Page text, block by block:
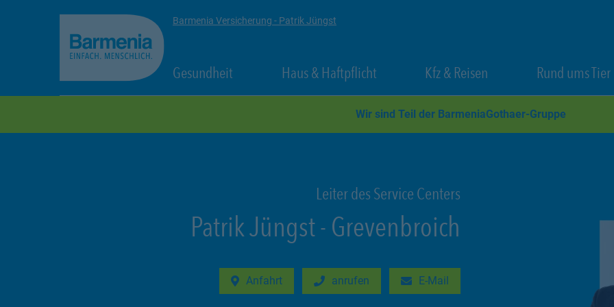
Barmenia Versicherung - Patrik Jüngst
Gesundheit Link Opens in New Tab
Haus & HaftpflichtLink Opens in New Tab
Kfz & Reisen Link Opens in New Tab
Rund ums Tier
Wir sind Teil der BarmeniaGothaer-Gruppe
Leiter des Service Centers
Patrik Jüngst- Grevenbroich
Anfahrt
Link Opens in New Tabanrufen E-Mail
Link Opens in New Tab